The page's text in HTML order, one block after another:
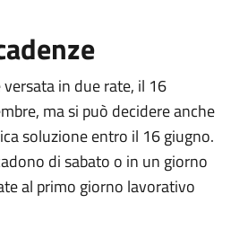
versata in due rate, il 16
ma si può decidere anche
soluzione entro il 16 giugno.
di sabato o in un giorno
al primo giorno lavorativo